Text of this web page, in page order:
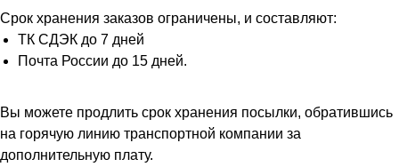
Срок хранения заказов ограничены, и составляют:
ТК СДЭК до 7 дней
Почта России до 15 дней.
Вы можете продлить срок хранения посылки, обратившись
на горячую линию транспортной компании за
дополнительную плату.